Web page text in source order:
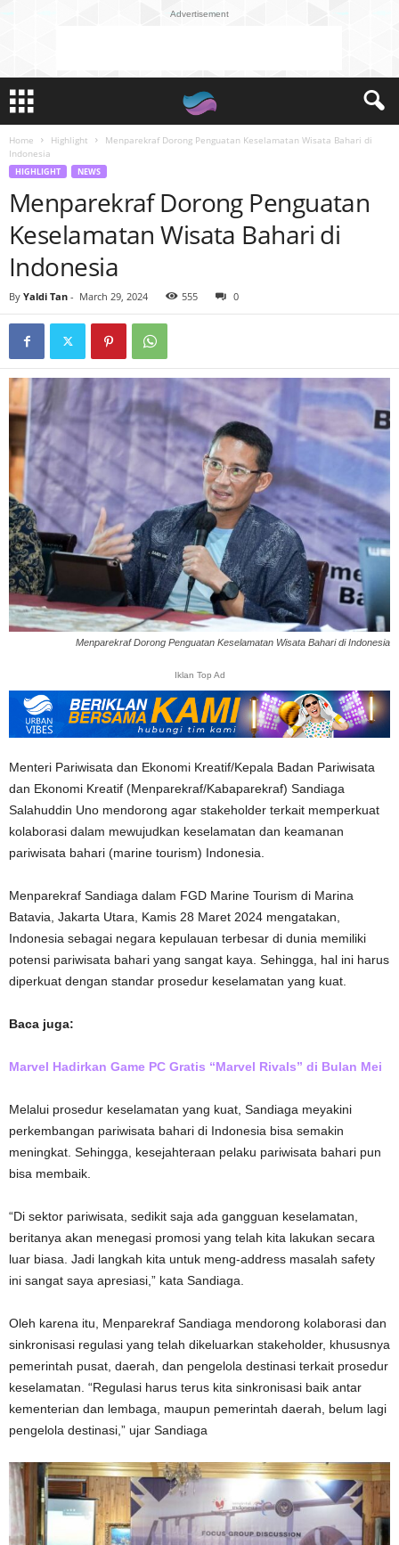
Advertisement
Home Highlight
Menparekraf Dorong Penguatan Keselamatan Wisata Bahari di
Indonesia
HIGHLIGHT NEWS
Menparekraf Dorong Penguatan
Keselamatan Wisata Bahari di
Indonesia
By Yaldi Tan - March 29, 2024 555 0
Menparekraf Dorong Penguatan Keselamatan Wisata Bahari di Indonesia
Iklan Top Ad
Menteri Pariwisata dan Ekonomi Kreatif/Kepala Badan Pariwisata
dan Ekonomi Kreatif (Menparekraf/Kabaparekraf) Sandiaga
Salahuddin Uno mendorong agar stakeholder terkait memperkuat
kolaborasi dalam mewujudkan keselamatan dan keamanan
pariwisata bahari (marine tourism) Indonesia.
Menparekraf Sandiaga dalam FGD Marine Tourism di Marina
Batavia, Jakarta Utara, Kamis 28 Maret 2024 mengatakan,
Indonesia sebagai negara kepulauan terbesar di dunia memiliki
potensi pariwisata bahari yang sangat kaya. Sehingga, hal ini harus
diperkuat dengan standar prosedur keselamatan yang kuat.
Baca juga:
Marvel Hadirkan Game PC Gratis “Marvel Rivals” di Bulan Mei
Melalui prosedur keselamatan yang kuat, Sandiaga meyakini
perkembangan pariwisata bahari di Indonesia bisa semakin
meningkat. Sehingga, kesejahteraan pelaku pariwisata bahari pun
bisa membaik.
“Di sektor pariwisata, sedikit saja ada gangguan keselamatan,
beritanya akan menegasi promosi yang telah kita lakukan secara
luar biasa. Jadi langkah kita untuk meng-address masalah safety
ini sangat saya apresiasi,” kata Sandiaga.
Oleh karena itu, Menparekraf Sandiaga mendorong kolaborasi dan
sinkronisasi regulasi yang telah dikeluarkan stakeholder, khususnya
pemerintah pusat, daerah, dan pengelola destinasi terkait prosedur
keselamatan. “Regulasi harus terus kita sinkronisasi baik antar
kementerian dan lembaga, maupun pemerintah daerah, belum lagi
pengelola destinasi,” ujar Sandiaga